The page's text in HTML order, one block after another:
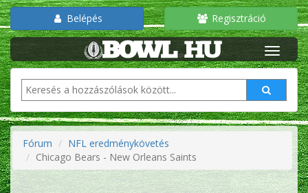
Belépés Regisztráció
Fórum
NFL eredménykövetés
Chicago Bears - New Orleans Saints